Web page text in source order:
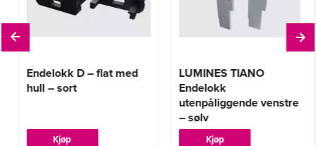
Endelokk D – flat med
hull – sort
Kjøp
LUMINES TIANO
Endelokk
utenpåliggende venstre
– sølv
Kjøp